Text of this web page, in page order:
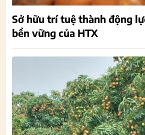
Sở hữu trí tuệ thành động
bền vững của HTX